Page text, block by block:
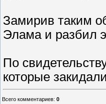
Замирив таким
Элама и разбил
По
которые
Всего комментариев: 0